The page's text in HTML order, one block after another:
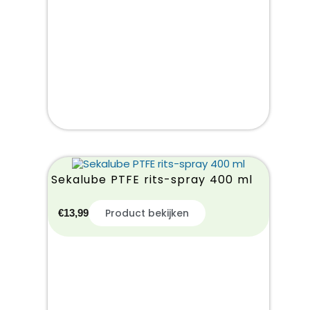
Sekalube PTFE rits-spray 400 ml
€13,99 Product bekijken